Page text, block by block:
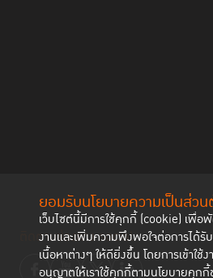
ยอมรับนโยบายความเป็นส่วน
เว็บไซต์นี้มีการใช้คุกกี้ (cookie) เพื่
งานและเพิ่มความพึงพอใจต่อการได้รั
เนื้อหาต่างๆ ให้ดียิ่งขึ้น โดยการเข้าใช้
อนุญาตให้เราใช้คุกกี้ตามนโยบายคุกกี้
ติดตามช่องทาง social